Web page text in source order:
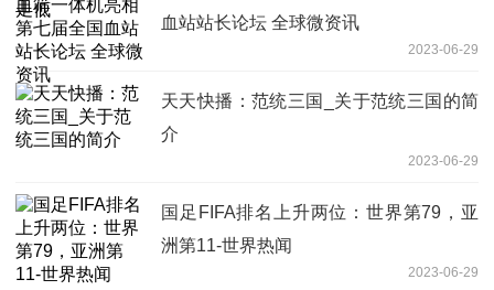
血站站长论坛 全球微资讯
2023-06-29
天天快播：范统三国_关于范统三国的简
介
2023-06-29
国足FIFA排名上升两位：世界第79，亚
洲第11-世界热闻
2023-06-29